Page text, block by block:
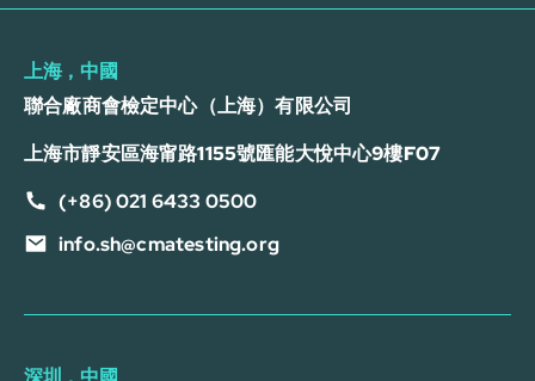
上海，中國
聯合廠商會檢定中心（上海）有限公司
上海市靜安區海甯路1155號匯能大悅中心9樓F07
(+86) 021 6433 0500
info.sh@cmatesting.org